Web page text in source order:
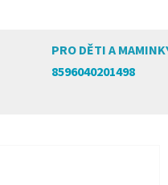
PRO DĚTI A
8596040201498